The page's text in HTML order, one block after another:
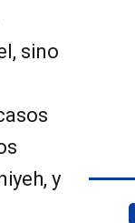
sino
y